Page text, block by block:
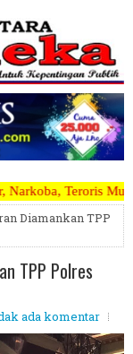
~~~~~>>>>>
Diamankan TPP
TPP Polres
ada komentar